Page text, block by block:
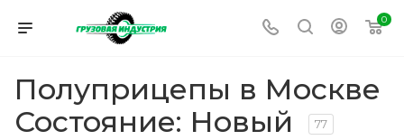
0
Полуприцепы в Москве
Состояние: Новый
77